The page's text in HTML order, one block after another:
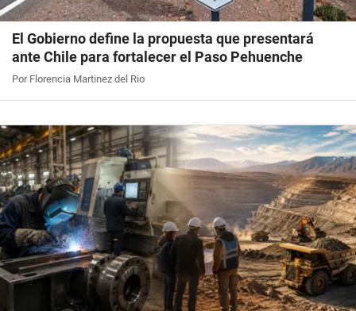
El Gobierno define la propuesta que presentará
ante Chile para fortalecer el Paso Pehuenche
Por Florencia Martinez del Rio